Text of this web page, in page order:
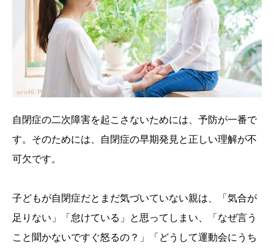
自閉症の二次障害を起こさないためには、予防が一番で
す。そのためには、自閉症の早期発見と正しい理解が不
可欠です。
子どもが自閉症だとまだ気づいていない親は、「気合が
足りない」「怠けている」と思ってしまい、「なぜ言う
こと聞かないですぐ怒るの？」「どうして運動会にうち